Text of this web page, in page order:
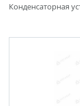
Конденсаторная